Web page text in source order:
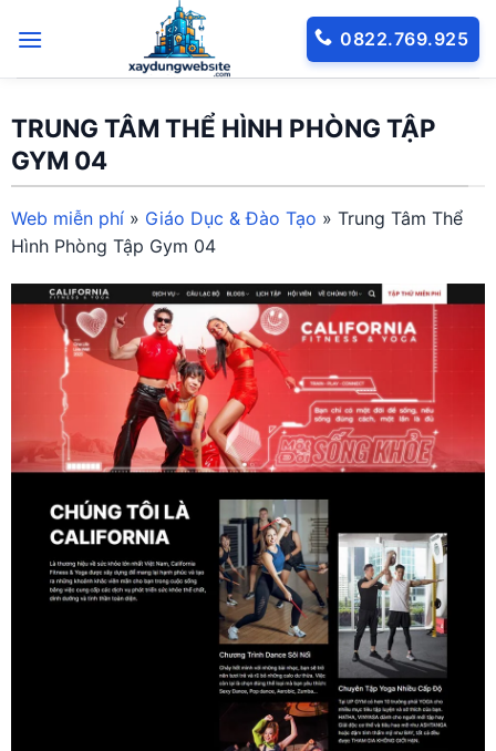
qua
0822.769.925
TRUNG TÂM THỂ HÌNH PHÒNG TẬP
GYM 04
Web miễn phí » Giáo Dục & Đào Tạo » Trung Tâm Thể
Hình Phòng Tập Gym 04